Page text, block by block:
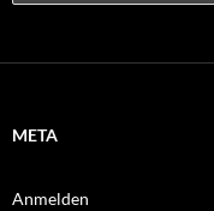
META
Anmelden